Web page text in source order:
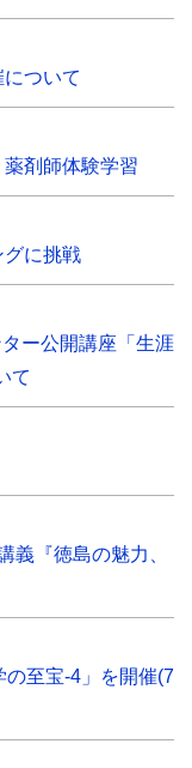
ついて
剤師体験学習
グに挑戦
ー公開講座「生涯
て
義『徳島の魅力、
の至宝-4」を開催(7